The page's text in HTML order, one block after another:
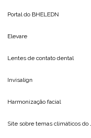
Portal do BHELEDN
Elevare
Lentes de contato dental
Invisalign
Harmonização facial
Site sobre temas climáticos do